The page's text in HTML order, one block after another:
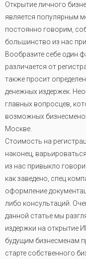
Открытие личного
является популярным
постоянно говорим,
большинство из нас
Вообразите себе один
различается от
также просит
денежных издержек.
главных вопросцев,
возможных
Москве.
Стоимость на
наконец,
из нас привыкло
как заведено, спец
оформление
либо консультаций.
данной статье мы
издержки на открытие
будущим бизнесменам
старте собственного